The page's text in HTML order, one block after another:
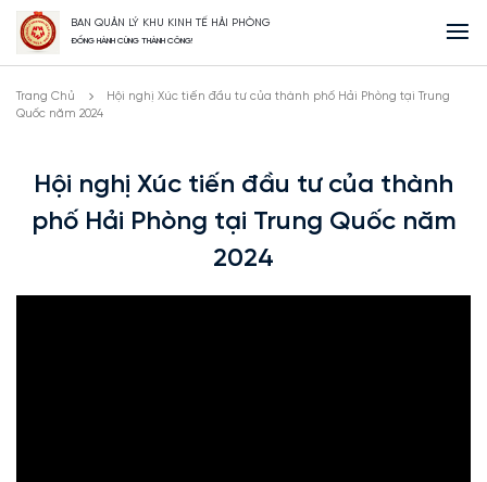
BAN QUẢN LÝ KHU KINH TẾ HẢI PHÒNG
ĐỒNG HÀNH CÙNG THÀNH CÔNG!
Trang Chủ
Hội nghị Xúc tiến đầu tư của thành phố Hải Phòng tại Trung
Quốc năm 2024
Hội nghị Xúc tiến đầu tư của thành
phố Hải Phòng tại Trung Quốc năm
2024